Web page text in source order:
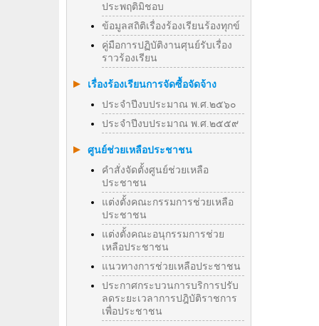
ประพฤติมิชอบ
ข้อมูลสถิติเรื่องร้องเรียนร้องทุกข์
คู่มือการปฏิบัติงานศุนย์รับเรื่อง
ราวร้องเรียน
เรื่องร้องเรียนการจัดซื้อจัดจ้าง
ประจำปีงบประมาณ พ.ศ.๒๕๖๐
ประจำปีงบประมาณ พ.ศ.๒๕๕๙
ศูนย์ช่วยเหลือประชาชน
คำสั่งจัดตั้งศูนย์ช่วยเหลือ
ประชาชน
แต่งตั้งคณะกรรมการช่วยเหลือ
ประชาชน
แต่งตั้งคณะอนุกรรมการช่วย
เหลือประชาชน
แนวทางการช่วยเหลือประชาชน
ประกาศกระบวนการบริการปรับ
ลดระยะเวลาการปฎิบัติราชการ
เพื่อประชาชน